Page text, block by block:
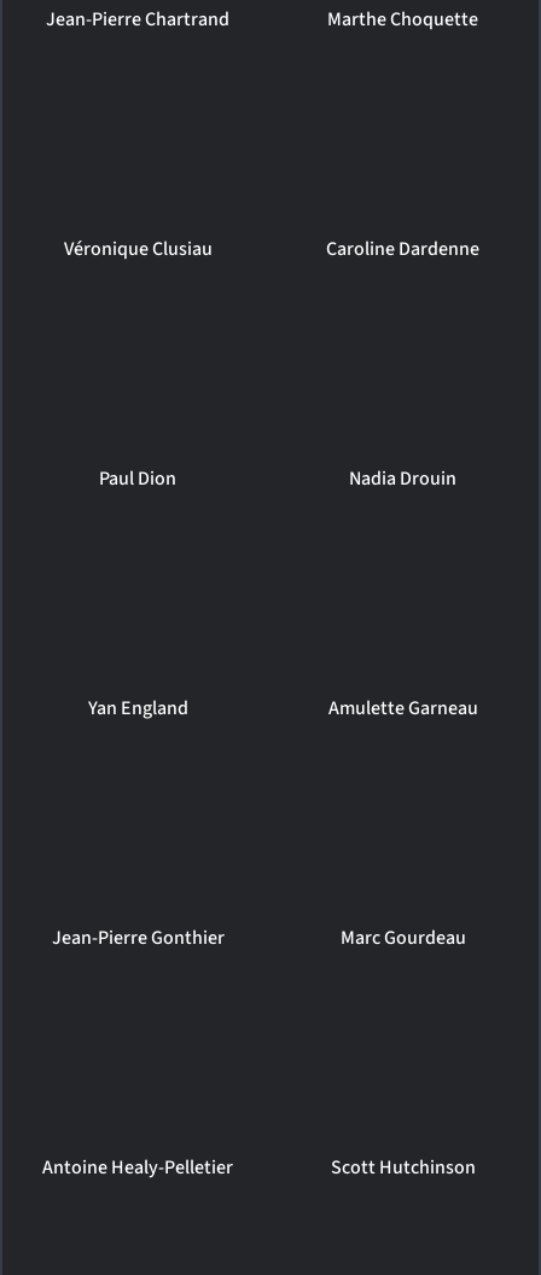
Jean-Pierre Chartrand Marthe Choquette
Véronique Clusiau Caroline Dardenne
Paul Dion Nadia Drouin
Yan England Amulette Garneau
Jean-Pierre Gonthier Marc Gourdeau
Antoine Healy-Pelletier Scott Hutchinson